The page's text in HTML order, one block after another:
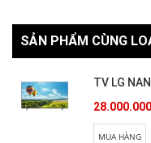
SẢN PHẨM CÙNG
TV LG
MUA HÀNG